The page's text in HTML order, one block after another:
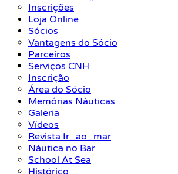
Inscrições
Loja Online
Sócios
Vantagens do Sócio
Parceiros
Serviços CNH
Inscrição
Área do Sócio
Memórias Náuticas
Galeria
Vídeos
Revista Ir_ao_mar
Náutica no Bar
School At Sea
Histórico